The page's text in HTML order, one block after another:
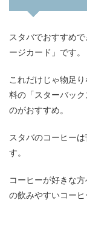
スタバでおすすめ
ージカード」です。
これだけじゃ物足
料の「スターバッ
のがおすすめ。
スタバのコーヒー
す。
コーヒーが好きな
の飲みやすいコーヒ